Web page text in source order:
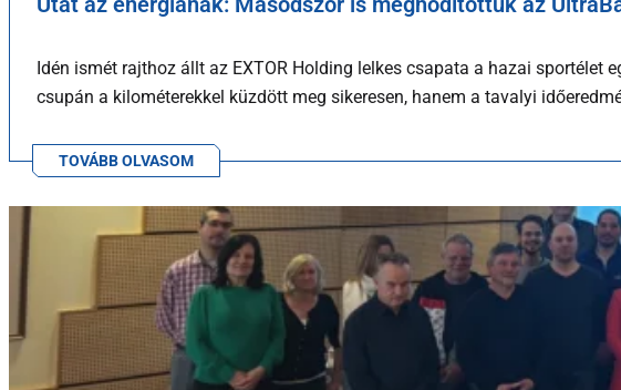
Idén ismét rajthoz állt az EXTOR Holding lelkes csapata a hazai sportélet
csupán a kilométerekkel küzdött meg sikeresen, hanem a tavalyi
TOVÁBB OLVASOM